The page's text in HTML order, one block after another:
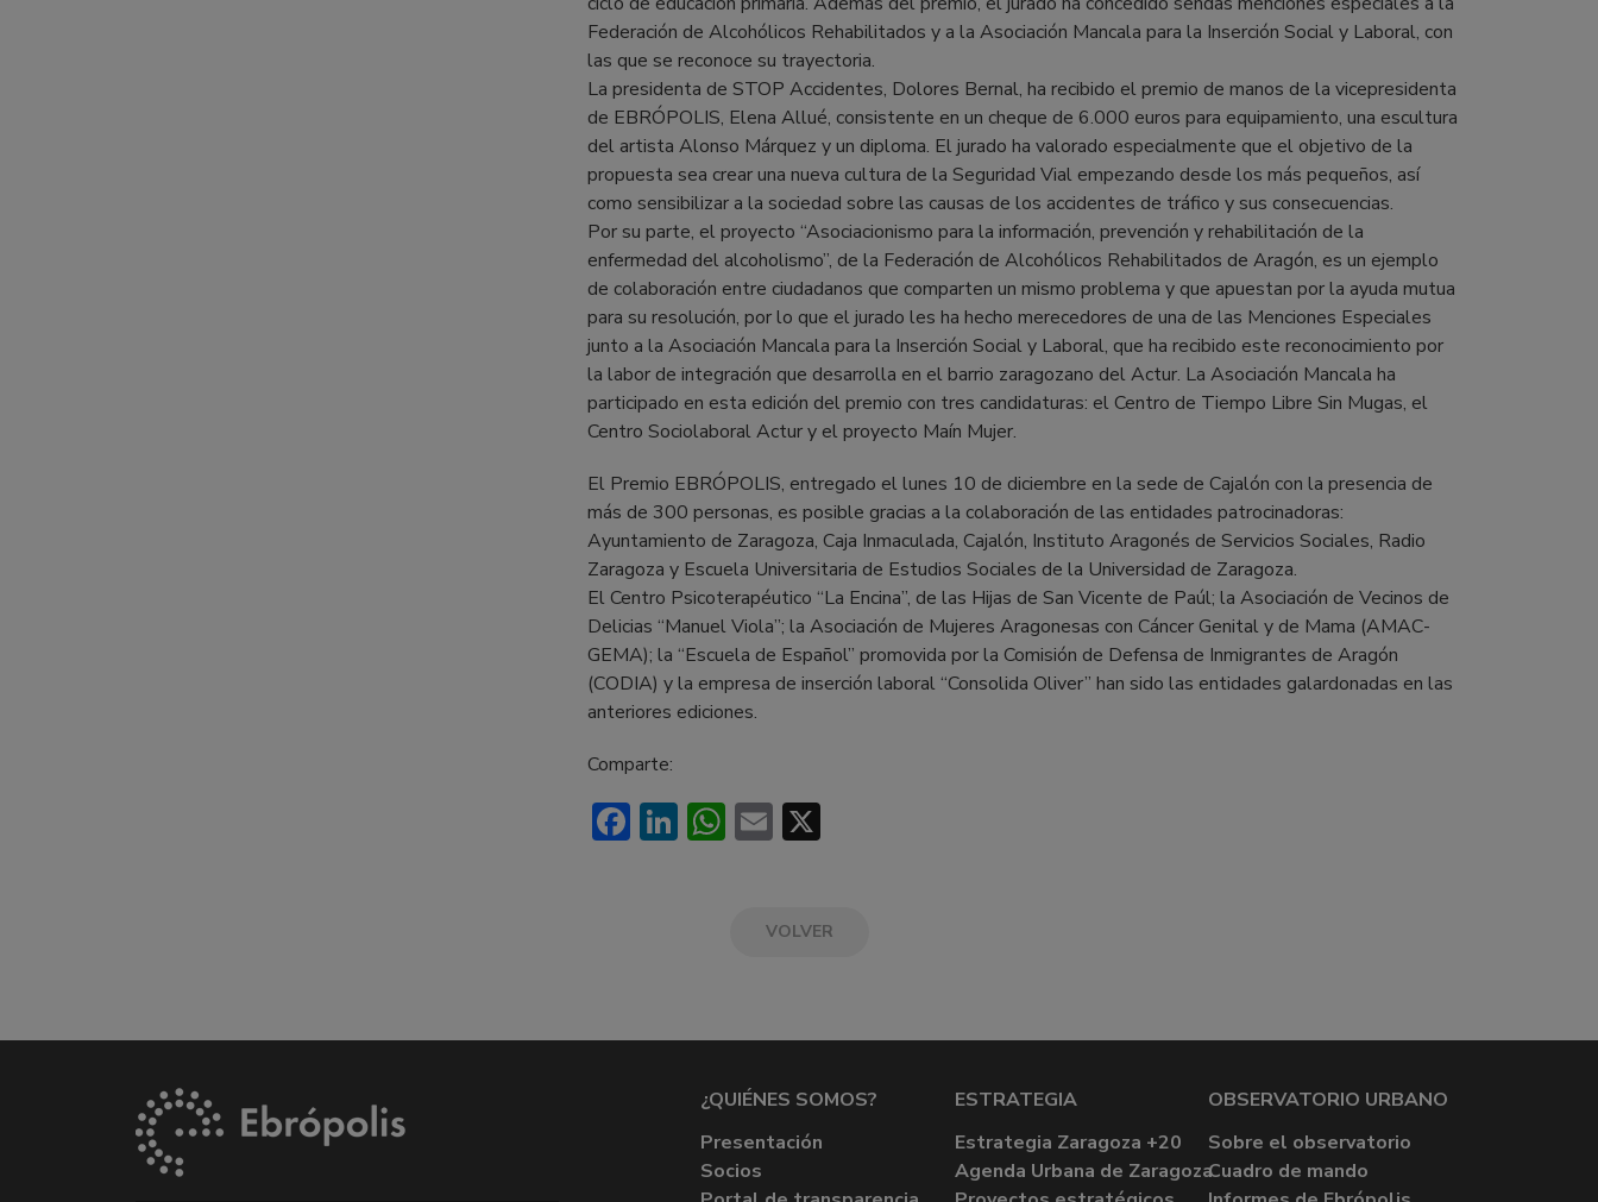
Federación de Alcohólicos Rehabilitados y a la Asociación Mancala para la Inserción Social y Laboral, con
las que se reconoce su trayectoria.
La presidenta de STOP Accidentes, Dolores Bernal, ha recibido el premio de manos de la vicepresidenta
de EBRÓPOLIS, Elena Allué, consistente en un cheque de 6.000 euros para equipamiento, una escultura
del artista Alonso Márquez y un diploma. El jurado ha valorado especialmente que el objetivo de la
propuesta sea crear una nueva cultura de la Seguridad Vial empezando desde los más pequeños, así
como sensibilizar a la sociedad sobre las causas de los accidentes de tráfico y sus consecuencias.
Por su parte, el proyecto “Asociacionismo para la información, prevención y rehabilitación de la
enfermedad del alcoholismo”, de la Federación de Alcohólicos Rehabilitados de Aragón, es un ejemplo
de colaboración entre ciudadanos que comparten un mismo problema y que apuestan por la ayuda mutua
para su resolución, por lo que el jurado les ha hecho merecedores de una de las Menciones Especiales
junto a la Asociación Mancala para la Inserción Social y Laboral, que ha recibido este reconocimiento por
la labor de integración que desarrolla en el barrio zaragozano del Actur. La Asociación Mancala ha
participado en esta edición del premio con tres candidaturas: el Centro de Tiempo Libre Sin Mugas, el
Centro Sociolaboral Actur y el proyecto Maín Mujer.
El Premio EBRÓPOLIS, entregado el lunes 10 de diciembre en la sede de Cajalón con la presencia de
más de 300 personas, es posible gracias a la colaboración de las entidades patrocinadoras:
Ayuntamiento de Zaragoza, Caja Inmaculada, Cajalón, Instituto Aragonés de Servicios Sociales, Radio
Zaragoza y Escuela Universitaria de Estudios Sociales de la Universidad de Zaragoza.
El Centro Psicoterapéutico “La Encina”, de las Hijas de San Vicente de Paúl; la Asociación de Vecinos de
Delicias “Manuel Viola”; la Asociación de Mujeres Aragonesas con Cáncer Genital y de Mama (AMAC-
GEMA); la “Escuela de Español” promovida por la Comisión de Defensa de Inmigrantes de Aragón
(CODIA) y la empresa de inserción laboral “Consolida Oliver” han sido las entidades galardonadas en las
anteriores ediciones.
Comparte:
Facebook
LinkedIn
WhatsApp
Email
VOLVER
¿QUIÉNES SOMOS?
Presentación
Socios
ESTRATEGIA
Estrategia Zaragoza +20
Agenda Urbana de Zaragoza
OBSERVATORIO URBANO
Sobre el observatorio
Cuadro de mando